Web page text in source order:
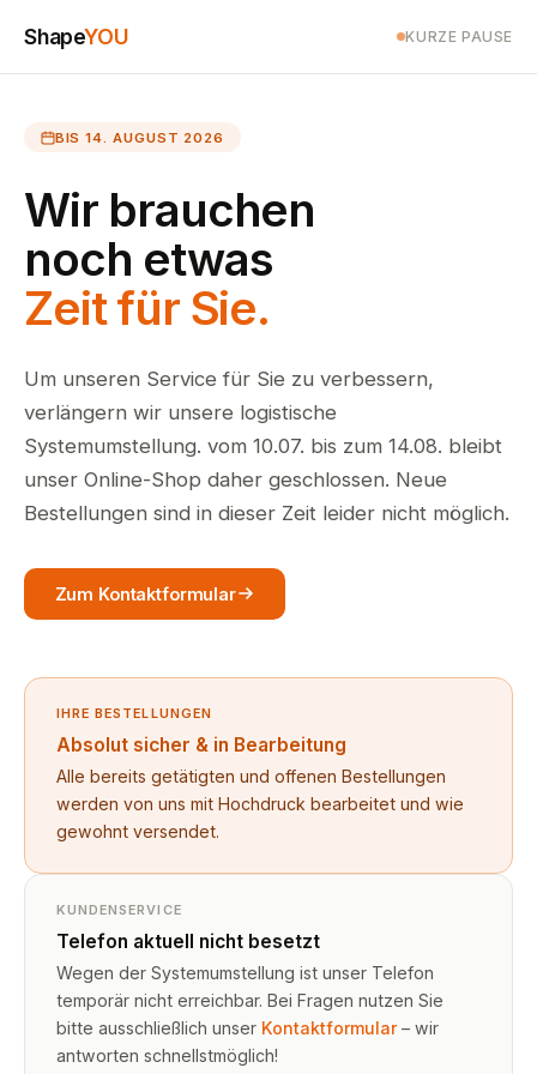
ShapeYOU KURZE PAUSE
BIS 14. AUGUST 2026
Wir brauchen
noch etwas
Zeit für Sie.
Um unseren Service für Sie zu verbessern,
verlängern wir unsere logistische
Systemumstellung. vom 10.07. bis zum 14.08. bleibt
unser Online-Shop daher geschlossen. Neue
Bestellungen sind in dieser Zeit leider nicht möglich.
Zum Kontaktformular
IHRE BESTELLUNGEN
Absolut sicher & in Bearbeitung
Alle bereits getätigten und offenen Bestellungen
werden von uns mit Hochdruck bearbeitet und wie
gewohnt versendet.
KUNDENSERVICE
Telefon aktuell nicht besetzt
Wegen der Systemumstellung ist unser Telefon
temporär nicht erreichbar. Bei Fragen nutzen Sie
bitte ausschließlich unser Kontaktformular– wir
antworten schnellstmöglich!